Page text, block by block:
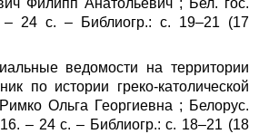
– 24 с. – Библиогр.: с. 19–21 (17
ведомости на территории
по истории греко-католической
Ольга Георгиевна ; Белорус.
– 24 с. – Библиогр.: с. 18–21 (18